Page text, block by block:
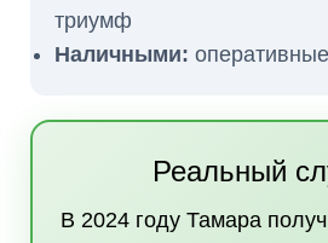
триумф
Наличными:
Реальный
В 2024 году Тамара